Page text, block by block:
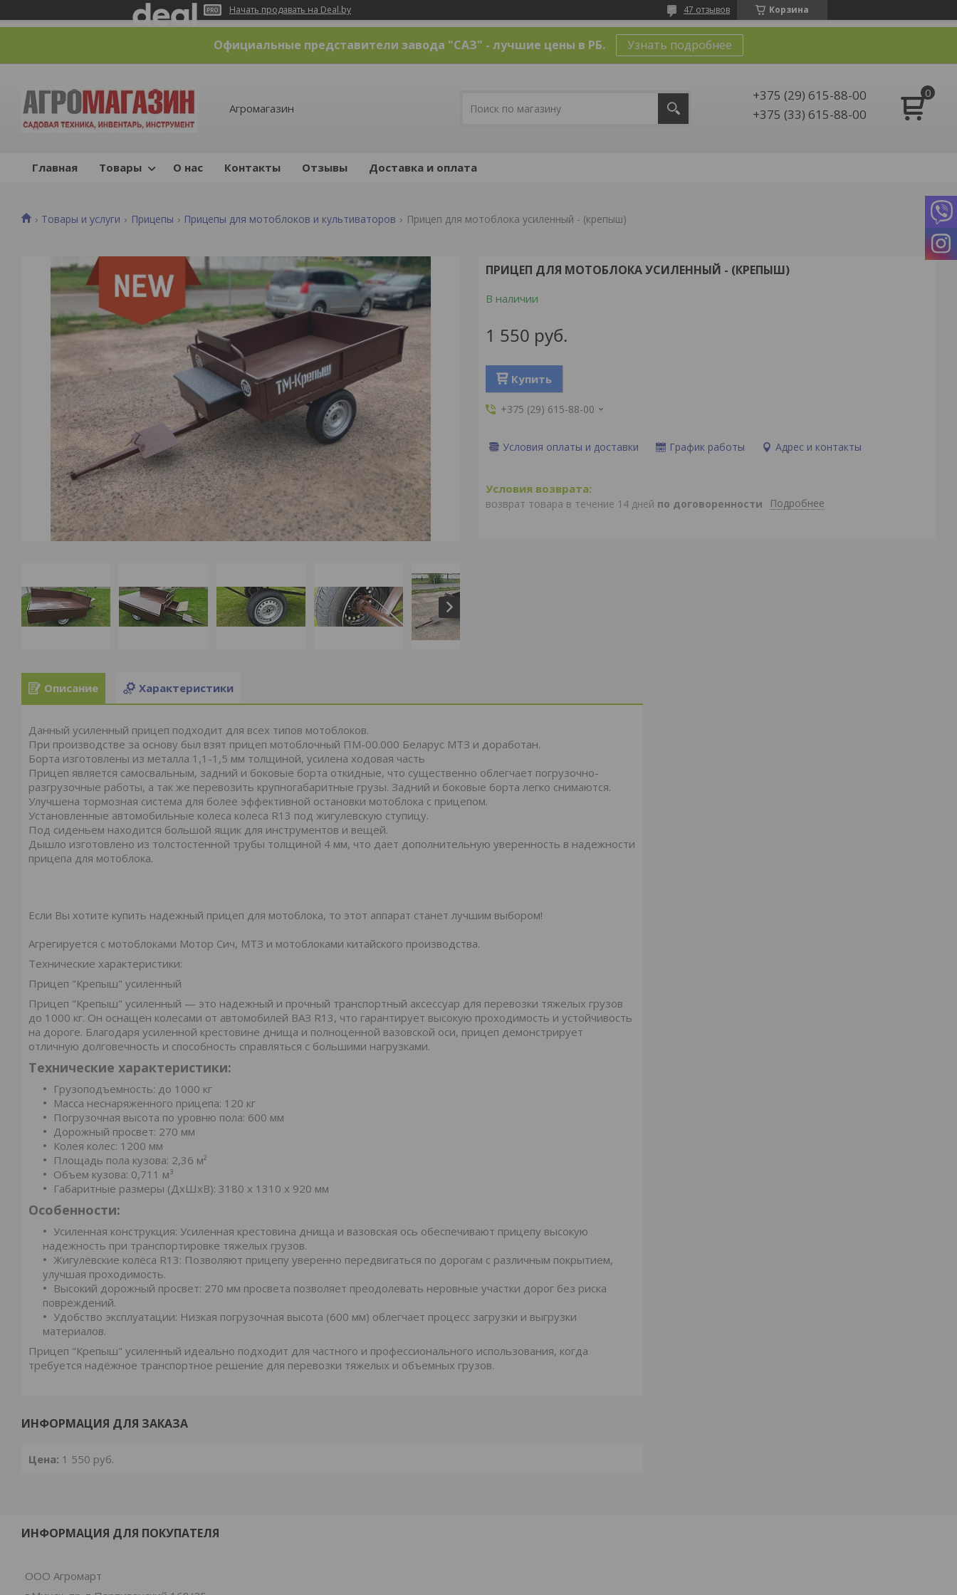
Начать продавать на Deal.by Корзина
47 отзывов
Официальные представители завода "САЗ" - лучшие цены в РБ. Узнать подробнее
Агромагазин
+375 (29) 615-88-00
+375 (33) 615-88-00
Главная Товары О нас Контакты Отзывы Доставка и оплата
Товары и услуги Прицепы Прицепы для мотоблоков и культиваторов Прицеп для мотоблока усиленный - (крепыш)
ПРИЦЕП ДЛЯ МОТОБЛОКА УСИЛЕННЫЙ - (КРЕПЫШ)
В наличии
1 550 руб.
Купить
+375 (29) 615-88-00
Условия оплаты и доставки График работы Адрес и контакты
возврат товара в течение 14 дней по договоренности Подробнее
Описание Характеристики
Данный усиленный прицеп подходит для всех типов мотоблоков.
При производстве за основу был взят прицеп мотоблочный ПМ-00.000 Беларус МТЗ и доработан.
Борта изготовлены из металла 1,1-1,5 мм толщиной, усилена ходовая часть
Прицеп является самосвальным, задний и боковые борта откидные, что существенно облегчает погрузочно-
разгрузочные работы, а так же перевозить крупногабаритные грузы. Задний и боковые борта легко снимаются.
Улучшена тормозная система для более эффективной остановки мотоблока с прицепом.
Установленные автомобильные колеса колеса R13 под жигулевскую ступицу.
Под сиденьем находится большой ящик для инструментов и вещей.
Дышло изготовлено из толстостенной трубы толщиной 4 мм, что дает дополнительную уверенность в надежности
прицепа для мотоблока.
Если Вы хотите купить надежный прицеп для мотоблока, то этот аппарат станет лучшим выбором!
Агрегируется с мотоблоками Мотор Сич, МТЗ и мотоблоками китайского производства.
Технические характеристики:
Прицеп "Крепыш" усиленный
Прицеп "Крепыш" усиленный — это надежный и прочный транспортный аксессуар для перевозки тяжелых грузов
до 1000 кг. Он оснащен колесами от автомобилей ВАЗ R13, что гарантирует высокую проходимость и устойчивость
на дороге. Благодаря усиленной крестовине днища и полноценной вазовской оси, прицеп демонстрирует
отличную долговечность и способность справляться с большими нагрузками.
Технические характеристики:
Грузоподъемность: до 1000 кг
Масса неснаряженного прицепа: 120 кг
Погрузочная высота по уровню пола: 600 мм
Дорожный просвет: 270 мм
Колея колес: 1200 мм
Площадь пола кузова: 2,36 м²
Объем кузова: 0,711 м³
Габаритные размеры (ДxШхВ): 3180 х 1310 х 920 мм
Особенности:
Усиленная конструкция: Усиленная крестовина днища и вазовская ось обеспечивают прицепу высокую
надежность при транспортировке тяжелых грузов.
Жигулёвские колёса R13: Позволяют прицепу уверенно передвигаться по дорогам с различным покрытием,
улучшая проходимость.
Высокий дорожный просвет: 270 мм просвета позволяет преодолевать неровные участки дорог без риска
повреждений.
Удобство эксплуатации: Низкая погрузочная высота (600 мм) облегчает процесс загрузки и выгрузки
материалов.
Прицеп "Крепыш" усиленный идеально подходит для частного и профессионального использования, когда
требуется надёжное транспортное решение для перевозки тяжелых и объемных грузов.
ИНФОРМАЦИЯ ДЛЯ ЗАКАЗА
Цена: 1 550 руб.
ИНФОРМАЦИЯ ДЛЯ ПОКУПАТЕЛЯ
ООО Агромарт